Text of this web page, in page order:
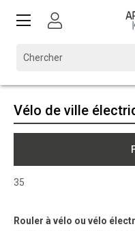
Vélo de ville
35
Rouler à vélo ou vélo